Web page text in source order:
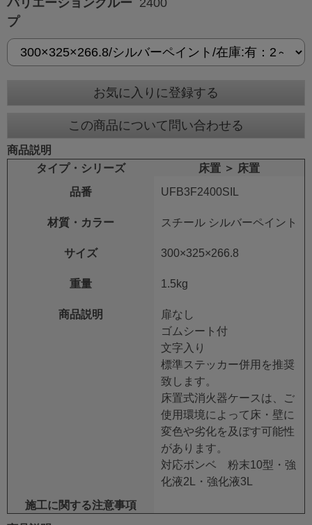
バリエーショングルー
プ
2400
お気に入りに登録する
この商品について問い合わせる
商品説明
タイプ・シリーズ
床置 ＞ 床置
品番
UFB3F2400SIL
材質・カラー スチール シルバーペイント
サイズ 300×325×266.8
重量 1.5kg
商品説明
扉なし
ゴムシート付
文字入り
標準ステッカー併用を推奨
致します。
床置式消火器ケースは、ご
使用環境によって床・壁に
変色や劣化を及ぼす可能性
があります。
対応ボンベ 粉末10型・強
化液2L・強化液3L
施工に関する注意事項